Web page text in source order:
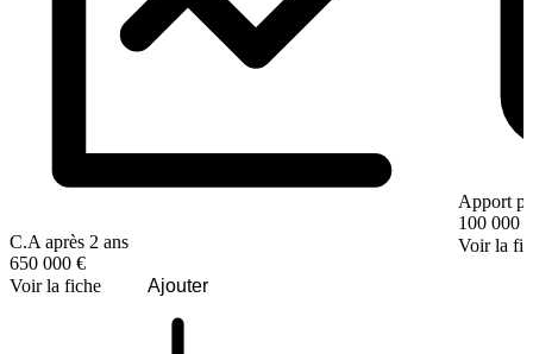
C.A après 2 ans
650 000 €
Voir la fiche
Ajouter
Apport
100 000 €
Voir la